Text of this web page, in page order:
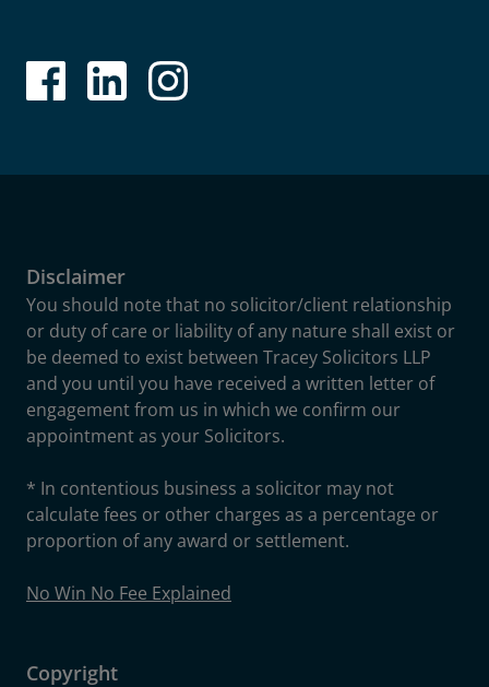
Disclaimer
You should note that no solicitor/client relationship
or duty of care or liability of any nature shall exist or
be deemed to exist between Tracey Solicitors LLP
and you until you have received a written letter of
engagement from us in which we confirm our
appointment as your Solicitors.
* In contentious business a solicitor may not
calculate fees or other charges as a percentage or
proportion of any award or settlement.
No Win No Fee Explained
Copyright